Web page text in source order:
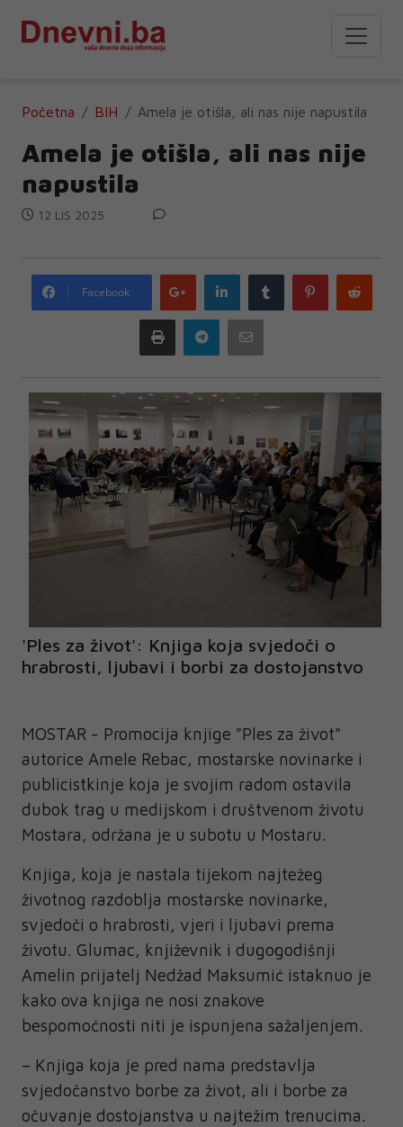
Početna BIH Amela je otišla, ali nas nije napustila
Amela je otišla, ali nas nije
napustila
12 LIS 2025
Facebook
Google
plus
LinkedIn Tumblr Pinterest
Print Telegram
'Ples za život': Knjiga koja svjedoči o
hrabrosti, ljubavi i borbi za dostojanstvo
MOSTAR - Promocija knjige "Ples za život"
autorice Amele Rebac, mostarske novinarke i
publicistkinje koja je svojim radom ostavila
dubok trag u medijskom i društvenom životu
Mostara, održana je u subotu u Mostaru.
Knjiga, koja je nastala tijekom najtežeg
životnog razdoblja mostarske novinarke,
svjedoči o hrabrosti, vjeri i ljubavi prema
životu. Glumac, književnik i dugogodišnji
Amelin prijatelj Nedžad Maksumić istaknuo je
kako ova knjiga ne nosi znakove
bespomoćnosti niti je ispunjena sažaljenjem.
– Knjiga koja je pred nama predstavlja
svjedočanstvo borbe za život, ali i borbe za
očuvanje dostojanstva u najtežim trenucima.